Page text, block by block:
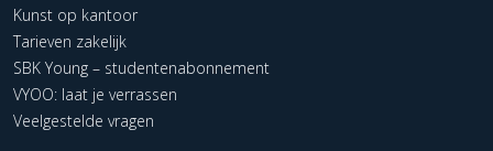
Kunst op kantoor
Tarieven zakelijk
SBK Young – studentenabonnement
VYOO: laat je verrassen
Veelgestelde vragen